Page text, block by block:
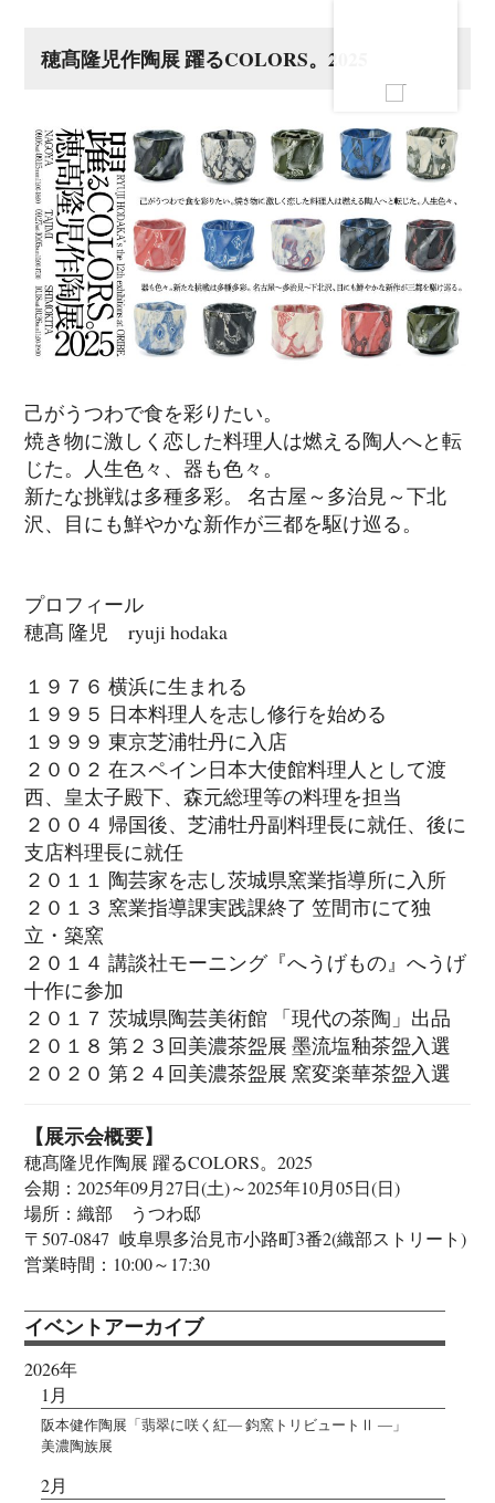
穂髙隆児作陶展 躍るCOLORS。2025
己がうつわで食を彩りたい。
焼き物に激しく恋した料理人は燃える陶人へと転
じた。人生色々、器も色々。
新たな挑戦は多種多彩。 名古屋～多治見～下北
沢、目にも鮮やかな新作が三都を駆け巡る。
プロフィール
穂髙 隆児 ryuji hodaka
１９７６ 横浜に生まれる
１９９５ 日本料理人を志し修行を始める
１９９９ 東京芝浦牡丹に入店
２００２ 在スペイン日本大使館料理人として渡
西、皇太子殿下、森元総理等の料理を担当
２００４ 帰国後、芝浦牡丹副料理長に就任、後に
支店料理長に就任
２０１１ 陶芸家を志し茨城県窯業指導所に入所
２０１３ 窯業指導課実践課終了 笠間市にて独
立・築窯
２０１４ 講談社モーニング『へうげもの』へうげ
十作に参加
２０１７ 茨城県陶芸美術館 「現代の茶陶」出品
２０１８ 第２３回美濃茶盌展 墨流塩釉茶盌入選
２０２０ 第２４回美濃茶盌展 窯変楽華茶盌入選
【展示会概要】
穂髙隆児作陶展 躍るCOLORS。2025
会期：2025年09月27日(土)～2025年10月05日(日)
場所：織部 うつわ邸
〒507-0847 岐阜県多治見市小路町3番2(織部ストリート)
営業時間：10:00～17:30
イベントアーカイブ
2026年
1月
阪本健作陶展「翡翠に咲く紅― 鈞窯トリビュートⅡ ―」
美濃陶族展
2月